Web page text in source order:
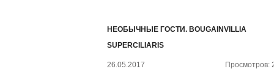
НЕОБЫЧНЫЕ ГОСТИ. BOUGAINVILLIA
SUPERCILIARIS
26.05.2017 Просмотров: